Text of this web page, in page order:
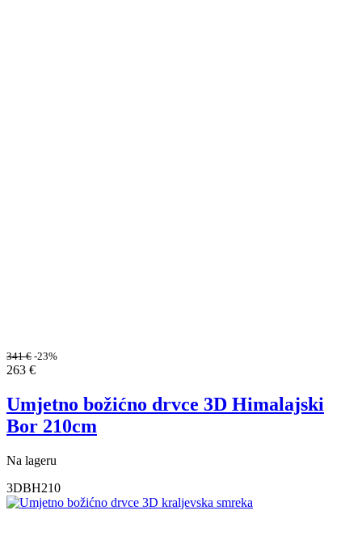
341€ -23%
263 €
Umjetno božićno drvce 3D Himalajski
Bor 210cm
Na lageru
3DBH210